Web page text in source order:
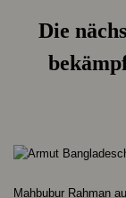
Die
Mahbubur Rahman